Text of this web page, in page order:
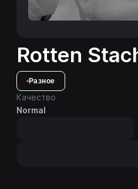
Rotten
Разное
Качество
Normal